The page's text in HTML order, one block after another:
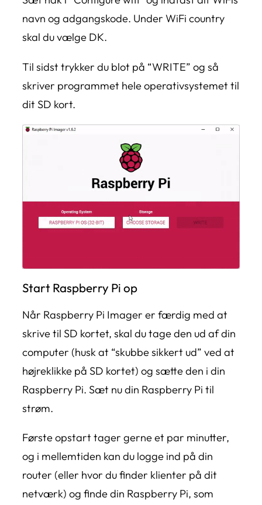
navn og adgangskode. Under WiFi country
skal du vælge DK.
Til sidst trykker du blot på “WRITE” og så
skriver programmet hele operativsystemet til
dit SD kort.
Start Raspberry Pi op
Når Raspberry Pi Imager er færdig med at
skrive til SD kortet, skal du tage den ud af din
computer (husk at “skubbe sikkert ud” ved at
højreklikke på SD kortet) og sætte den i din
Raspberry Pi. Sæt nu din Raspberry Pi til
strøm.
Første opstart tager gerne et par minutter,
og i mellemtiden kan du logge ind på din
router (eller hvor du finder klienter på dit
netværk) og finde din Raspberry Pi, som